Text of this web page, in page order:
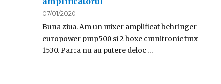
07/01/2020
Buna ziua. Am un mixer amplificat behringer
europower pmp500 si 2 boxe omnitronic tmx
1530. Parca nu au putere deloc.…